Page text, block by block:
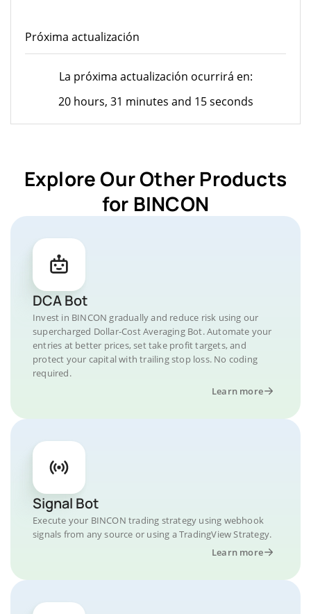
Próxima actualización
La próxima actualización ocurrirá en:
20 hours, 31 minutes and 15 seconds
Explore Our Other Products
for BINCON
DCA Bot
Invest in BINCON gradually and reduce risk using our
supercharged Dollar-Cost Averaging Bot. Automate your
entries at better prices, set take profit targets, and
protect your capital with trailing stop loss. No coding
required.
Learn more
Signal Bot
Execute your BINCON trading strategy using webhook
signals from any source or using a TradingView Strategy.
Learn more